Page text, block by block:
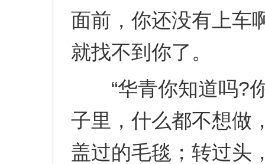
面前，你还没有上车
就找不到你了。
“华青你知道吗?你
子里，什么都不想做
盖过的毛毯；转过头